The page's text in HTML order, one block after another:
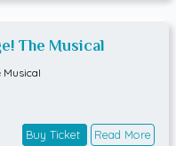
The Musical
Musical
Buy Ticket Read More